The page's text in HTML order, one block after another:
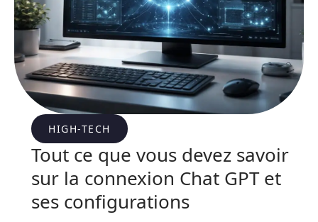
HIGH-TECH
Tout ce que vous devez savoir
sur la connexion Chat GPT et
ses configurations